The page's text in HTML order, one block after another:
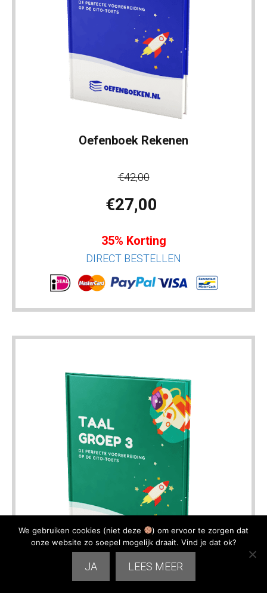
Oefenboek Rekenen
€42,00
€27,00
35% Korting
DIRECT BESTELLEN
We gebruiken cookies (niet deze
) om ervoor te zorgen dat
onze website zo soepel mogelijk draait. Vind je dat ok?
JA LEES MEER